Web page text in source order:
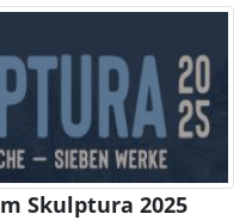
Skulptura 2025